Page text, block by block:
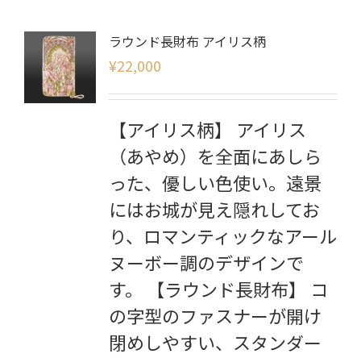
ラウンド長財布 アイリス柄
¥22,000
【アイリス柄】 アイリス
（あやめ）を全面にあしら
った、優しい色使い。遠景
にはお城が見え隠れしてお
り、ロマンティックなアール
ヌーボー調のデザインで
す。 【ラウンド長財布】 コ
の字型のファスナーが開け
閉めしやすい、スタンダー